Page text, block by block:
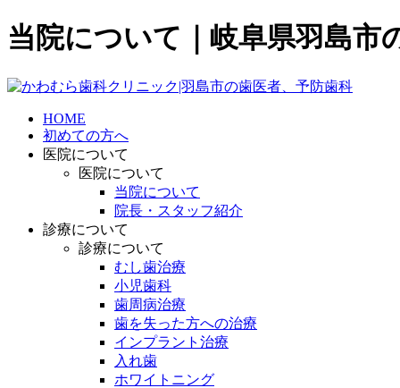
当院について｜岐阜県羽島
HOME
初めての方へ
医院について
医院について
当院について
院長・スタッフ紹介
診療について
診療について
むし歯治療
小児歯科
歯周病治療
歯を失った方への治療
インプラント治療
入れ歯
ホワイトニング